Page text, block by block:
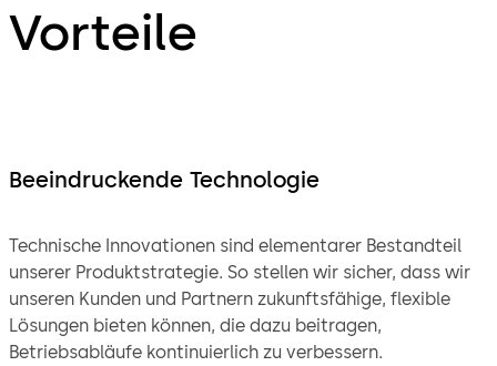
Vorteile
Beeindruckende Technologie
Technische Innovationen sind elementarer Bestandteil
unserer Produktstrategie. So stellen wir sicher, dass wir
unseren Kunden und Partnern zukunftsfähige, flexible
Lösungen bieten können, die dazu beitragen,
Betriebsabläufe kontinuierlich zu verbessern.